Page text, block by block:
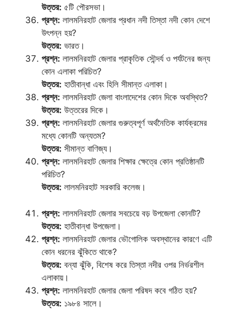
উত্তর: ৫টি পৌরসভা।
প্রশ্ন: লালমনিরহাট জেলার প্রধান নদী তিস্তা নদী কোন দেশে
উৎপন্ন হয়?
উত্তর: ভারত।
প্রশ্ন: লালমনিরহাট জেলার প্রাকৃতিক সৌন্দর্য ও পর্যটনের জন্য
কোন এলাকা পরিচিত?
উত্তর: হাতীবান্ধা এবং হিলি সীমান্ত এলাকা।
প্রশ্ন: লালমনিরহাট জেলা বাংলাদেশের কোন দিকে অবস্থিত?
উত্তর: উত্তরের দিকে।
প্রশ্ন: লালমনিরহাট জেলার গুরুত্বপূর্ণ অর্থনৈতিক কার্যক্রমের
মধ্যে কোনটি অন্যতম?
উত্তর: সীমান্ত বাণিজ্য।
প্রশ্ন: লালমনিরহাট জেলার শিক্ষার ক্ষেত্রে কোন প্রতিষ্ঠানটি
পরিচিত?
উত্তর: লালমনিরহাট সরকারি কলেজ।
প্রশ্ন: লালমনিরহাট জেলার সবচেয়ে বড় উপজেলা কোনটি?
উত্তর: হাতীবান্ধা উপজেলা।
প্রশ্ন: লালমনিরহাট জেলার ভৌগোলিক অবস্থানের কারণে এটি
কোন ধরনের ঝুঁকিতে থাকে?
উত্তর: বন্যা ঝুঁকি, বিশেষ করে তিস্তা নদীর ওপর নির্ভরশীল
এলাকায়।
প্রশ্ন: লালমনিরহাট জেলার জেলা পরিষদ কবে গঠিত হয়?
উত্তর: ১৯৮৪ সালে।